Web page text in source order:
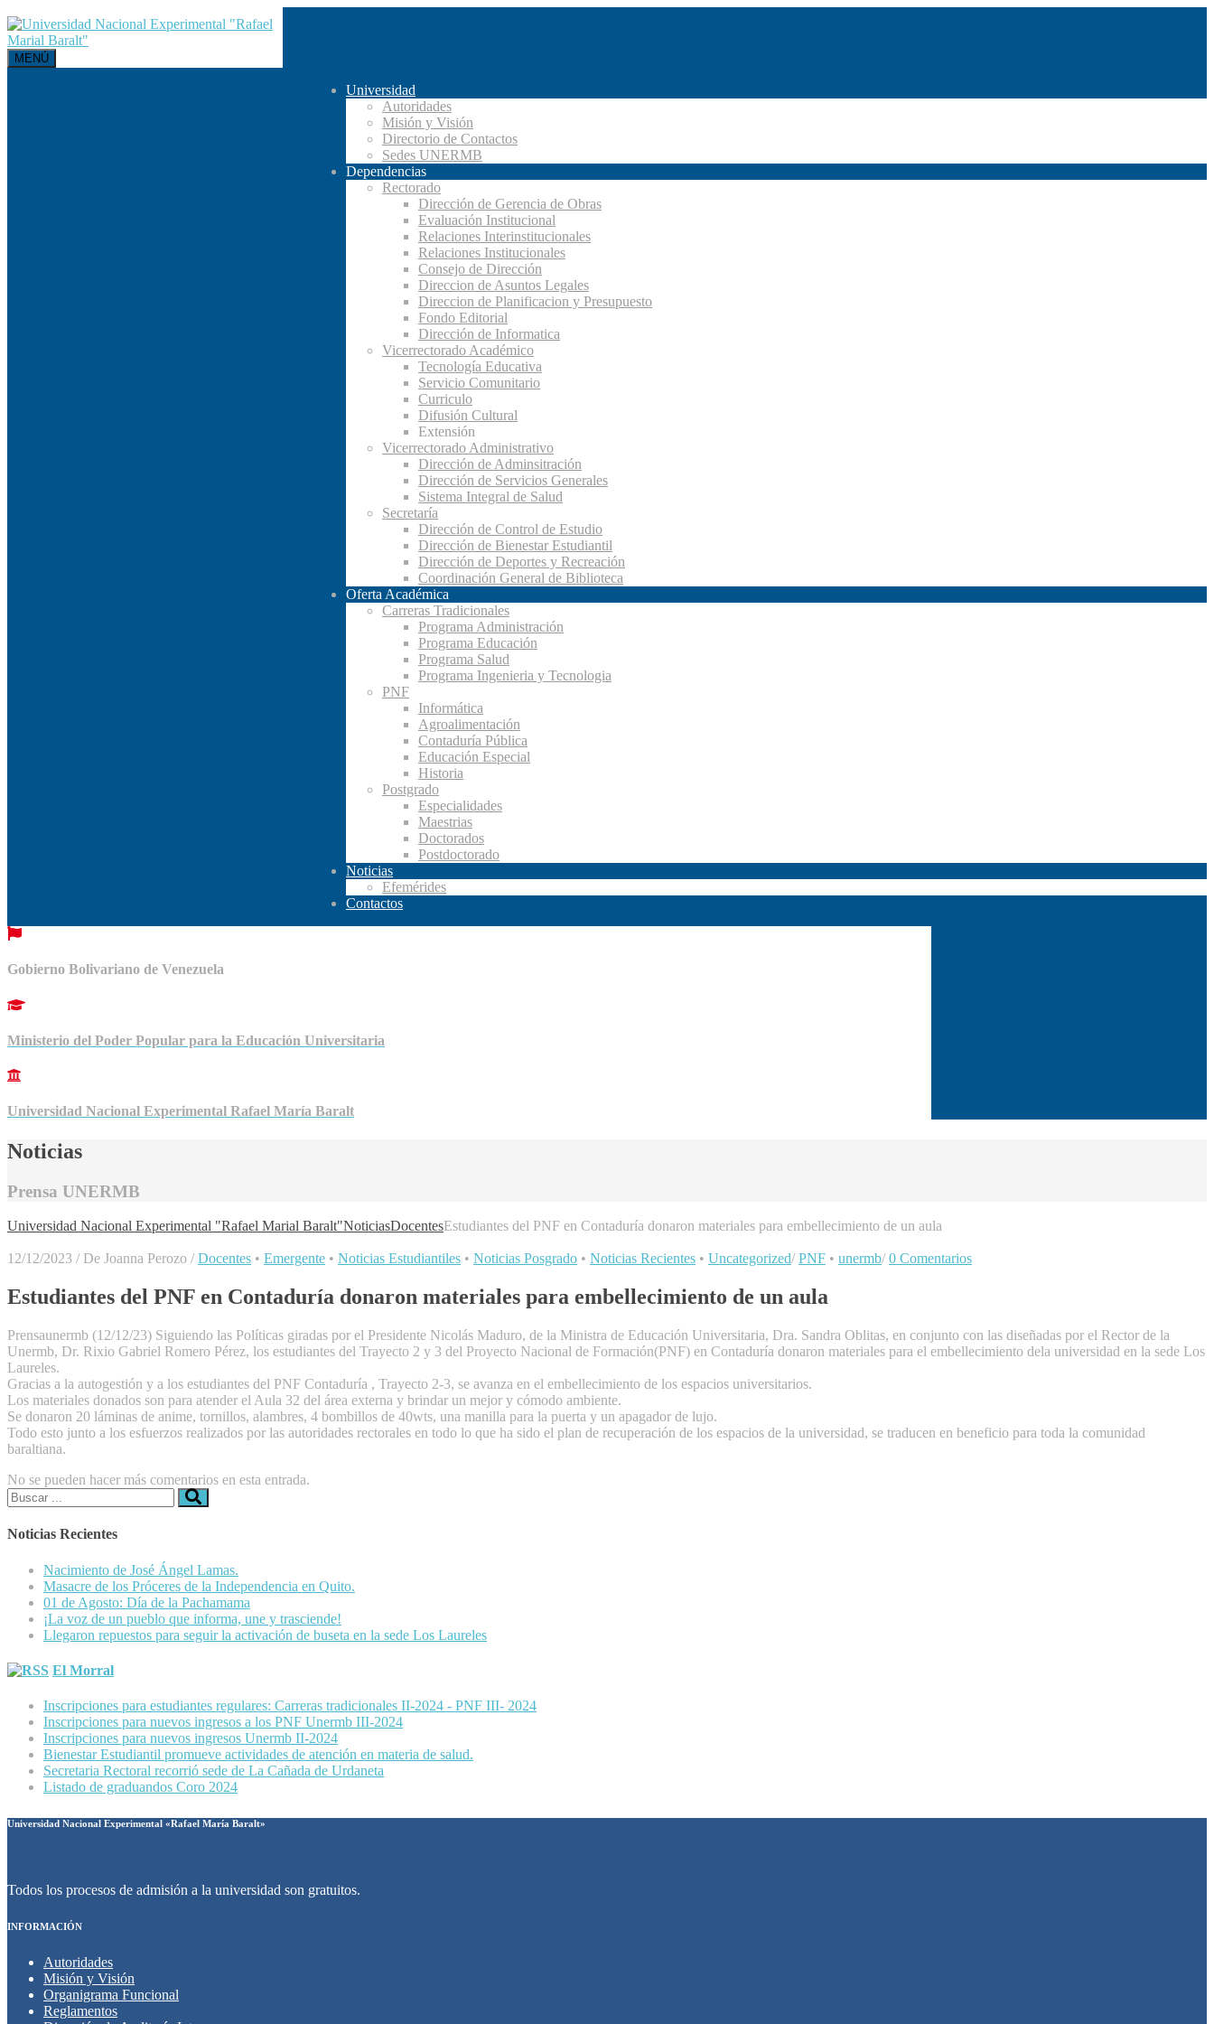
MENÚ
Universidad
Autoridades
Misión y Visión
Directorio de Contactos
Sedes UNERMB
Dependencias
Rectorado
Dirección de Gerencia de Obras
Evaluación Institucional
Relaciones Interinstitucionales
Relaciones Institucionales
Consejo de Dirección
Direccion de Asuntos Legales
Direccion de Planificacion y Presupuesto
Fondo Editorial
Dirección de Informatica
Vicerrectorado Académico
Tecnología Educativa
Servicio Comunitario
Curriculo
Difusión Cultural
Extensión
Vicerrectorado Administrativo
Dirección de Adminsitración
Dirección de Servicios Generales
Sistema Integral de Salud
Secretaría
Dirección de Control de Estudio
Dirección de Bienestar Estudiantil
Dirección de Deportes y Recreación
Coordinación General de Biblioteca
Oferta Académica
Carreras Tradicionales
Programa Administración
Programa Educación
Programa Salud
Programa Ingenieria y Tecnologia
PNF
Informática
Agroalimentación
Contaduría Pública
Educación Especial
Historia
Postgrado
Especialidades
Maestrias
Doctorados
Postdoctorado
Noticias
Efemérides
Contactos
Gobierno Bolivariano de Venezuela
Ministerio del Poder Popular para la Educación Universitaria
Universidad Nacional Experimental Rafael María Baralt
Noticias
Prensa UNERMB
Universidad Nacional Experimental "Rafael Marial Baralt"NoticiasDocentesEstudiantes del PNF en Contaduría donaron materiales para embellecimiento de un aula
12/12/2023 / De Joanna Perozo / Docentes • Emergente • Noticias Estudiantiles • Noticias Posgrado • Noticias Recientes • Uncategorized/ PNF • unermb/ 0 Comentarios
Estudiantes del PNF en Contaduría donaron materiales para embellecimiento de un aula
Prensaunermb (12/12/23) Siguiendo las Políticas giradas por el Presidente Nicolás Maduro, de la Ministra de Educación Universitaria, Dra. Sandra Oblitas, en conjunto con las diseñadas por el Rector de la
Unermb, Dr. Rixio Gabriel Romero Pérez, los estudiantes del Trayecto 2 y 3 del Proyecto Nacional de Formación(PNF) en Contaduría donaron materiales para el embellecimiento dela universidad en la sede Los
Laureles.
Gracias a la autogestión y a los estudiantes del PNF Contaduría , Trayecto 2-3, se avanza en el embellecimiento de los espacios universitarios.
Los materiales donados son para atender el Aula 32 del área externa y brindar un mejor y cómodo ambiente.
Se donaron 20 láminas de anime, tornillos, alambres, 4 bombillos de 40wts, una manilla para la puerta y un apagador de lujo.
Todo esto junto a los esfuerzos realizados por las autoridades rectorales en todo lo que ha sido el plan de recuperación de los espacios de la universidad, se traducen en beneficio para toda la comunidad
baraltiana.
No se pueden hacer más comentarios en esta entrada.
Buscar:
Noticias Recientes
Nacimiento de José Ángel Lamas.
Masacre de los Próceres de la Independencia en Quito.
01 de Agosto: Día de la Pachamama
¡La voz de un pueblo que informa, une y trasciende!
Llegaron repuestos para seguir la activación de buseta en la sede Los Laureles
El Morral
Inscripciones para estudiantes regulares: Carreras tradicionales II-2024 - PNF III- 2024
Inscripciones para nuevos ingresos a los PNF Unermb III-2024
Inscripciones para nuevos ingresos Unermb II-2024
Bienestar Estudiantil promueve actividades de atención en materia de salud.
Secretaria Rectoral recorrió sede de La Cañada de Urdaneta
Listado de graduandos Coro 2024
Universidad Nacional Experimental «Rafael María Baralt»
Todos los procesos de admisión a la universidad son gratuitos.
INFORMACIÓN
Autoridades
Misión y Visión
Organigrama Funcional
Reglamentos